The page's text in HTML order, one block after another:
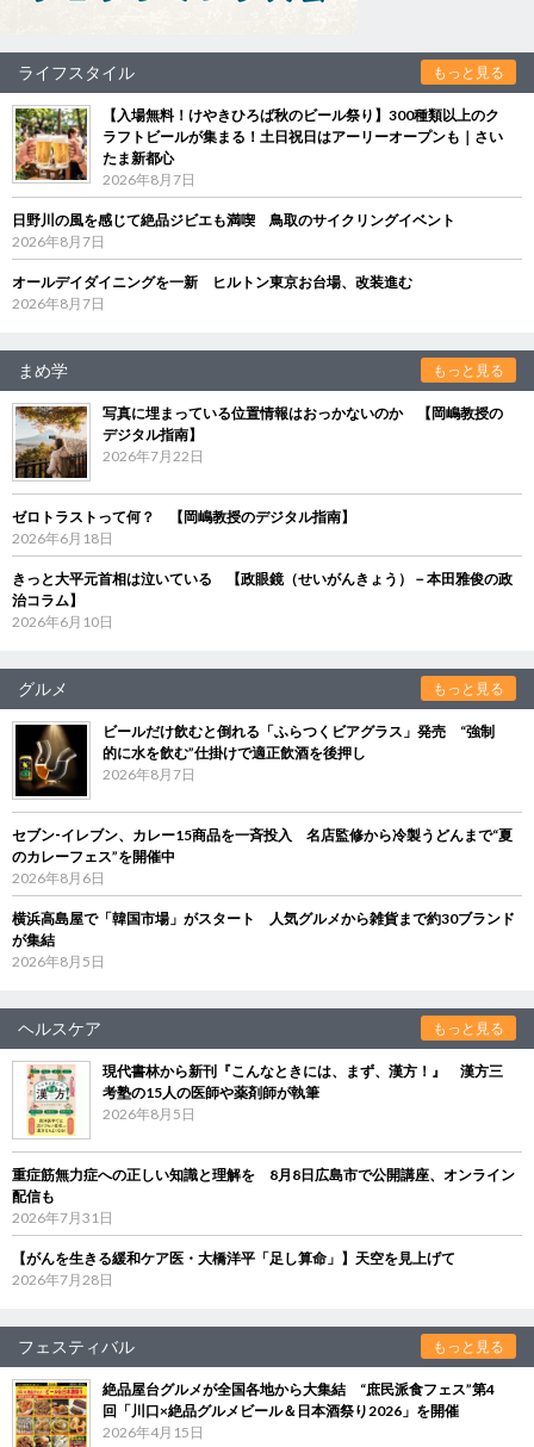
ライフスタイル もっと見る
【入場無料！けやきひろば秋のビール祭り】300種類以上のク
ラフトビールが集まる！土日祝日はアーリーオープンも｜さい
たま新都心
2026年8月7日
日野川の風を感じて絶品ジビエも満喫 鳥取のサイクリングイベント
2026年8月7日
オールデイダイニングを一新 ヒルトン東京お台場、改装進む
2026年8月7日
まめ学 もっと見る
写真に埋まっている位置情報はおっかないのか 【岡嶋教授の
デジタル指南】
2026年7月22日
ゼロトラストって何？ 【岡嶋教授のデジタル指南】
2026年6月18日
きっと大平元首相は泣いている 【政眼鏡（せいがんきょう）－本田雅俊の政
治コラム】
2026年6月10日
グルメ もっと見る
ビールだけ飲むと倒れる「ふらつくビアグラス」発売 “強制
的に水を飲む”仕掛けで適正飲酒を後押し
2026年8月7日
セブン‐イレブン、カレー15商品を一斉投入 名店監修から冷製うどんまで“夏
のカレーフェス”を開催中
2026年8月6日
横浜高島屋で「韓国市場」がスタート 人気グルメから雑貨まで約30ブランド
が集結
2026年8月5日
ヘルスケア もっと見る
現代書林から新刊『こんなときには、まず、漢方！』 漢方三
考塾の15人の医師や薬剤師が執筆
2026年8月5日
重症筋無力症への正しい知識と理解を 8月8日広島市で公開講座、オンライン
配信も
2026年7月31日
【がんを生きる緩和ケア医・大橋洋平「足し算命」】天空を見上げて
2026年7月28日
フェスティバル もっと見る
絶品屋台グルメが全国各地から大集結 “庶民派食フェス”第4
回「川口×絶品グルメビール＆日本酒祭り2026」を開催
2026年4月15日